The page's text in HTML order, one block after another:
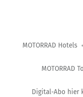
MOTORRAD Hotels
MOTORRAD
Digital-Abo hier